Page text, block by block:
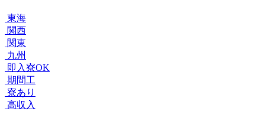
東海
関西
関東
九州
即入寮OK
期間工
寮あり
高収入